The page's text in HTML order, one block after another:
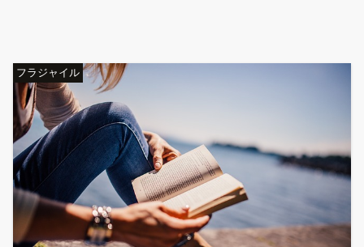
フラジャイル